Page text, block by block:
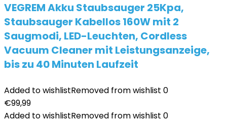
VEGREM Akku Staubsauger 25Kpa,
Staubsauger Kabellos 160W mit 2
Saugmodi, LED-Leuchten, Cordless
Vacuum Cleaner mit Leistungsanzeige,
bis zu 40 Minuten Laufzeit
Added to wishlistRemoved from wishlist 0
€99,99
Added to wishlistRemoved from wishlist 0